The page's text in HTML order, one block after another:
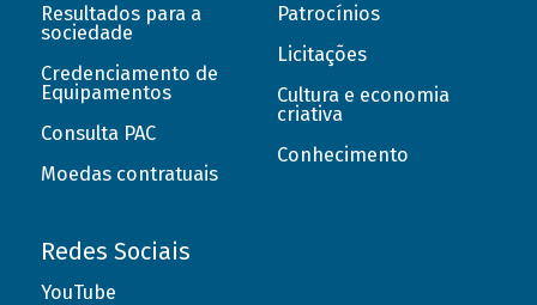
Resultados para a
sociedade
Credenciamento de
Equipamentos
Consulta PAC
Moedas contratuais
Patrocínios
Licitações
Cultura e economia
criativa
Conhecimento
Redes Sociais
YouTube